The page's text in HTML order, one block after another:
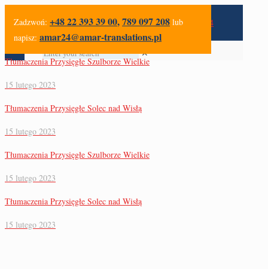
✕
Zadzwoń: +48 22 393 39 00,789 097 208 lub
napisz: amar24@amar-translations.pl
Tłumaczenia Przysięgłe Szulborze Wielkie
15 lutego 2023
Tłumaczenia Przysięgłe Solec nad Wisłą
15 lutego 2023
Tłumaczenia Przysięgłe Szulborze Wielkie
15 lutego 2023
Tłumaczenia Przysięgłe Solec nad Wisłą
15 lutego 2023